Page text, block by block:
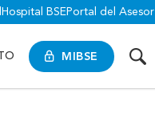
Hospital BSE Portal del Asesor
MIBSE